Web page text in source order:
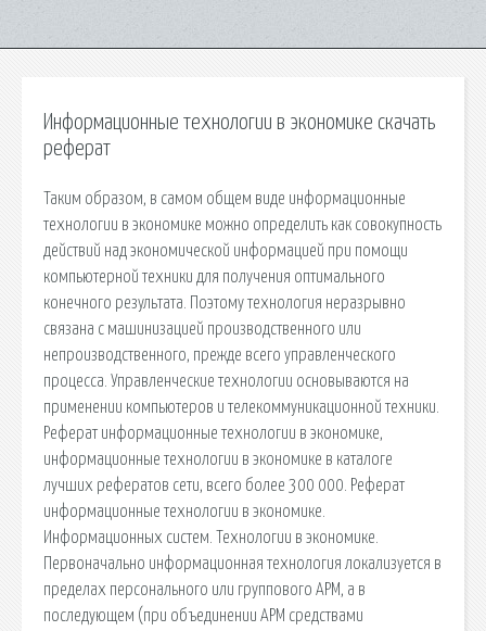
Информационные технологии в экономике скачать
реферат
Таким образом, в самом общем виде информационные
технологии в экономике можно определить как совокупность
действий над экономической информацией при помощи
компьютерной техники для получения оптимального
конечного результата. Поэтому технология неразрывно
связана с машинизацией производственного или
непроизводственного, прежде всего управленческого
процесса. Управленческие технологии основываются на
применении компьютеров и телекоммуникационной техники.
Реферат информационные технологии в экономике,
информационные технологии в экономике в каталоге
лучших рефератов сети, всего более 300 000. Реферат
информационные технологии в экономике.
Информационных систем. Технологии в экономике.
Первоначально информационная технология локализуется в
пределах персонального или группового АРМ, а в
последующем (при объединении АРМ средствами